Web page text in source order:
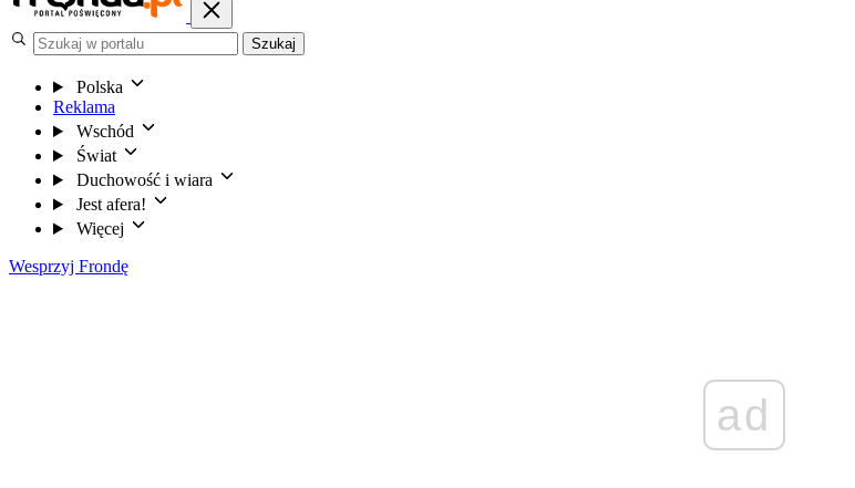
Szukaj
Polska
Reklama
Wschód
Świat
Duchowość i wiara
Jest afera!
Więcej
Wesprzyj Frondę
ad